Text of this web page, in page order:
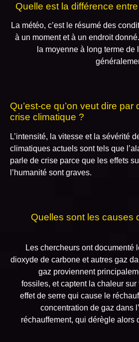
Quelle est la différence
La météo, c’est le résumé des
à un moment et à un endroit
la moyenne à long terme de
Qu’est-ce qu’on veut dire
crise climatique ?
L’intensité, la vitesse et la sévérité
climatiques actuels sont tels que
parle de crise parce que les effets
l’humanité sont graves.
Quelles sont les causes
Les chercheurs ont documenté
dioxyde de carbone et autres gaz
gaz proviennent
fossiles, et captent la chaleur sur
effet de serre qui cause le
concentration de gaz dans
réchauffement, qui dérègle alors